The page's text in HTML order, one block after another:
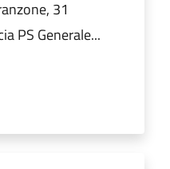
31
PS Generale...